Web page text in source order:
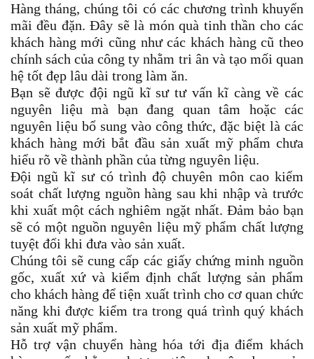
Hàng tháng, chúng tôi có các chương trình khuyến
mãi đều đặn. Đây sẽ là món quà tinh thần cho các
khách hàng mới cũng như các khách hàng cũ theo
chính sách của công ty nhằm tri ân và tạo mối quan
hệ tốt đẹp lâu dài trong làm ăn.
Bạn sẽ được đội ngũ kĩ sư tư vấn kĩ càng về các
nguyên liệu mà bạn đang quan tâm hoặc các
nguyên liệu bổ sung vào công thức, đặc biệt là các
khách hàng mới bắt đầu sản xuất mỹ phẩm chưa
hiểu rõ về thành phần của từng nguyên liệu.
Đội ngũ kĩ sư có trình độ chuyên môn cao kiểm
soát chất lượng nguồn hàng sau khi nhập và trước
khi xuất một cách nghiêm ngặt nhất. Đảm bảo bạn
sẽ có một nguồn nguyên liệu mỹ phẩm chất lượng
tuyệt đối khi đưa vào sản xuất.
Chúng tôi sẽ cung cấp các giấy chứng minh nguồn
gốc, xuất xứ và kiểm định chất lượng sản phẩm
cho khách hàng để tiện xuất trình cho cơ quan chức
năng khi được kiểm tra trong quá trình quý khách
sản xuất mỹ phẩm.
Hỗ trợ vận chuyển hàng hóa tới địa điểm khách